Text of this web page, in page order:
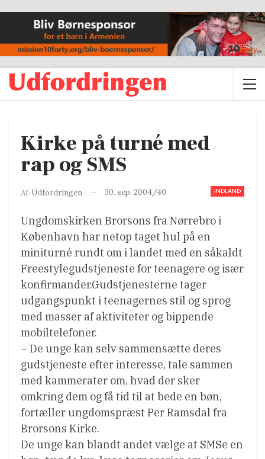
Kirke på turné med
rap og SMS
INDLAND
Af Udfordringen 30. sep. 2004/40
Ungdomskirken Brorsons fra Nørrebro i
København har netop taget hul på en
miniturné rundt om i landet med en såkaldt
Freestylegudstjeneste for teenagere og især
konfirmander.Gudstjenesterne tager
udgangspunkt i teenagernes stil og sprog
med masser af aktiviteter og bippende
mobiltelefoner.
– De unge kan selv sammensætte deres
gudstjeneste efter interesse, tale sammen
med kammerater om, hvad der sker
omkring dem og få tid til at bede en bøn,
fortæller ungdomspræst Per Ramsdal fra
Brorsons Kirke.
De unge kan blandt andet vælge at SMSe en